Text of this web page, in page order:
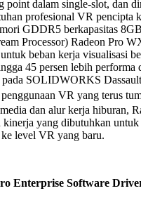
point dalam single-slot, dan
profesional VR pencipta
GDDR5 berkapasitas
Processor) Radeon Pro
beban kerja visualisasi
45 persen lebih performa
SOLIDWORKS
penggunaan VR yang terus
dan alur kerja hiburan,
yang dibutuhkan untuk
level VR yang baru.
Enterprise Software